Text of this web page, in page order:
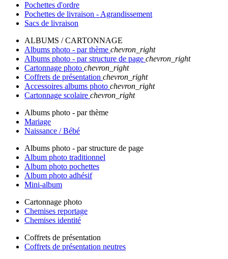
Pochettes d'ordre
Pochettes de livraison - Agrandissement
Sacs de livraison
ALBUMS / CARTONNAGE
Albums photo - par thème chevron_right
Albums photo - par structure de page chevron_right
Cartonnage photo chevron_right
Coffrets de présentation chevron_right
Accessoires albums photo chevron_right
Cartonnage scolaire chevron_right
Albums photo - par thème
Mariage
Naissance / Bébé
Albums photo - par structure de page
Album photo traditionnel
Album photo pochettes
Album photo adhésif
Mini-album
Cartonnage photo
Chemises reportage
Chemises identité
Coffrets de présentation
Coffrets de présentation neutres